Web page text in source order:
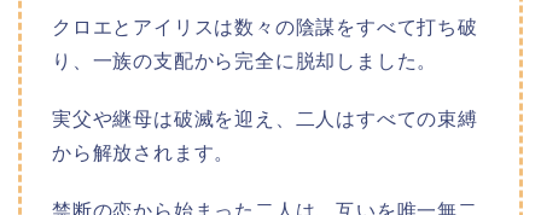
クロエとアイリスは数々の陰謀をすべて打ち破
り、一族の支配から完全に脱却しました。
実父や継母は破滅を迎え、二人はすべての束縛
から解放されます。